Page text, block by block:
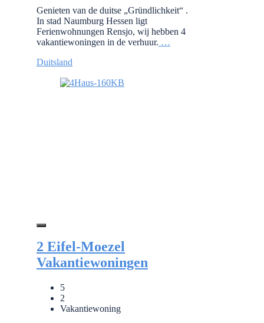
Genieten van de duitse „Gründlichkeit“ .
In stad Naumburg Hessen ligt
Ferienwohnungen Rensjo, wij hebben 4
vakantiewoningen in de verhuur. …
Duitsland
2 Eifel-Moezel
Vakantiewoningen
5
2
Vakantiewoning